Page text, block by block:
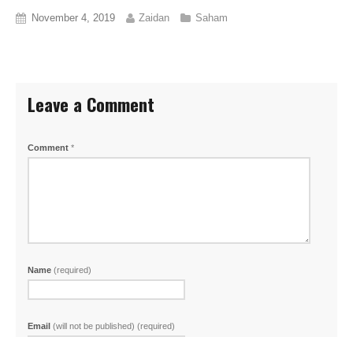
November 4, 2019 Zaidan Saham
Leave a Comment
Comment *
Name (required)
Email (will not be published) (required)